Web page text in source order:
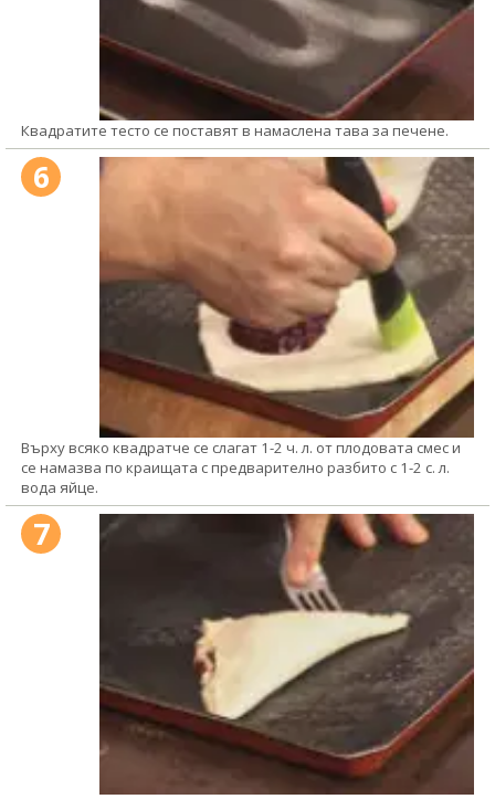
Квадратите тесто се поставят в намаслена тава за печене.
6
Върху всяко квадратче се слагат 1-2 ч. л. от плодовата смес и
се намазва по краищата с предварително разбито с 1-2 с. л.
вода яйце.
7